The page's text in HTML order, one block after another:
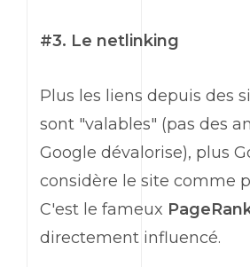
#3. Le netlinking
Plus les liens depuis des
sont "valables" (pas des
Google dévalorise), plus
considère le site comme
C'est le fameux
directement influencé.